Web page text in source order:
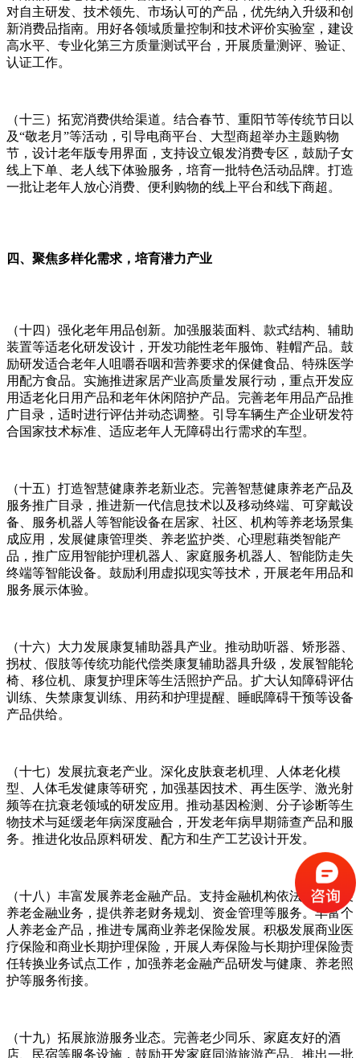
对自主研发、技术领先、市场认可的产品，优先纳入升级和创
新消费品指南。用好各领域质量控制和技术评价实验室，建设
高水平、专业化第三方质量测试平台，开展质量测评、验证、
认证工作。
（十三）拓宽消费供给渠道。结合春节、重阳节等传统节日以
及“敬老月”等活动，引导电商平台、大型商超举办主题购物
节，设计老年版专用界面，支持设立银发消费专区，鼓励子女
线上下单、老人线下体验服务，培育一批特色活动品牌。打造
一批让老年人放心消费、便利购物的线上平台和线下商超。
四、聚焦多样化需求，培育潜力产业
（十四）强化老年用品创新。加强服装面料、款式结构、辅助
装置等适老化研发设计，开发功能性老年服饰、鞋帽产品。鼓
励研发适合老年人咀嚼吞咽和营养要求的保健食品、特殊医学
用配方食品。实施推进家居产业高质量发展行动，重点开发应
用适老化日用产品和老年休闲陪护产品。完善老年用品产品推
广目录，适时进行评估并动态调整。引导车辆生产企业研发符
合国家技术标准、适应老年人无障碍出行需求的车型。
（十五）打造智慧健康养老新业态。完善智慧健康养老产品及
服务推广目录，推进新一代信息技术以及移动终端、可穿戴设
备、服务机器人等智能设备在居家、社区、机构等养老场景集
成应用，发展健康管理类、养老监护类、心理慰藉类智能产
品，推广应用智能护理机器人、家庭服务机器人、智能防走失
终端等智能设备。鼓励利用虚拟现实等技术，开展老年用品和
服务展示体验。
（十六）大力发展康复辅助器具产业。推动助听器、矫形器、
拐杖、假肢等传统功能代偿类康复辅助器具升级，发展智能轮
椅、移位机、康复护理床等生活照护产品。扩大认知障碍评估
训练、失禁康复训练、用药和护理提醒、睡眠障碍干预等设备
产品供给。
（十七）发展抗衰老产业。深化皮肤衰老机理、人体老化模
型、人体毛发健康等研究，加强基因技术、再生医学、激光射
频等在抗衰老领域的研发应用。推动基因检测、分子诊断等生
物技术与延缓老年病深度融合，开发老年病早期筛查产品和服
务。推进化妆品原料研发、配方和生产工艺设计开发。
（十八）丰富发展养老金融产品。支持金融机构依法合规发展
养老金融业务，提供养老财务规划、资金管理等服务。丰富个
人养老金产品，推进专属商业养老保险发展。积极发展商业医
疗保险和商业长期护理保险，开展人寿保险与长期护理保险责
任转换业务试点工作，加强养老金融产品研发与健康、养老照
护等服务衔接。
（十九）拓展旅游服务业态。完善老少同乐、家庭友好的酒
店、民宿等服务设施，鼓励开发家庭同游旅游产品。推出一批